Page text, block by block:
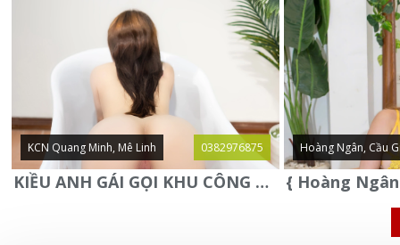
KCN Quang Minh, Mê Linh 0382976875
KIỀU ANH GÁI GỌI KHU CÔNG NGHIỆP QUANG MINH - MÊ LINH
Hoàng Ngân, Cầu